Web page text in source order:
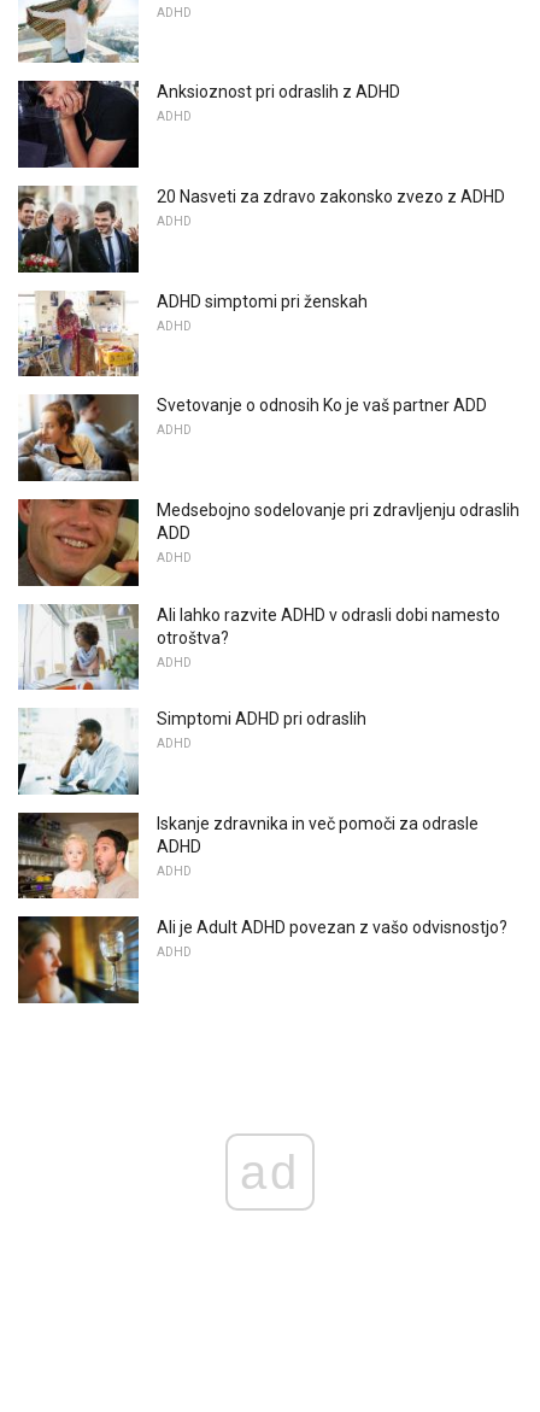
ADHD
Anksioznost pri odraslih z ADHD
ADHD
20 Nasveti za zdravo zakonsko zvezo z ADHD
ADHD
ADHD simptomi pri ženskah
ADHD
Svetovanje o odnosih Ko je vaš partner ADD
ADHD
Medsebojno sodelovanje pri zdravljenju odraslih
ADD
ADHD
Ali lahko razvite ADHD v odrasli dobi namesto
otroštva?
ADHD
Simptomi ADHD pri odraslih
ADHD
Iskanje zdravnika in več pomoči za odrasle
ADHD
ADHD
Ali je Adult ADHD povezan z vašo odvisnostjo?
ADHD
ad